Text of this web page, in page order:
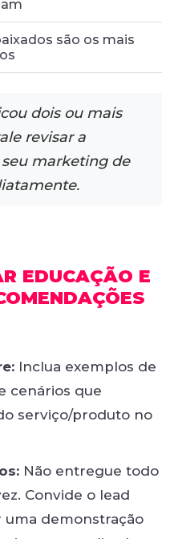
são os mais
dois ou mais
revisar a
marketing de
EDUCAÇÃO E
Inclua exemplos de
cenários que
serviço/produto no
Não entregue todo
Convide o lead
uma demonstração